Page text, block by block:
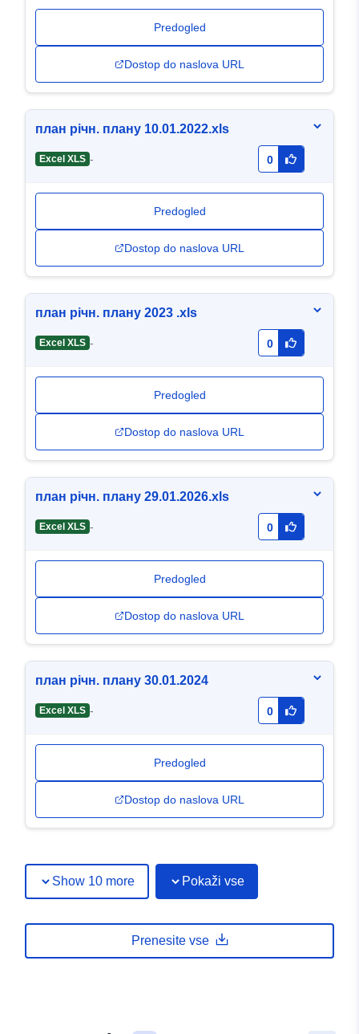
Predogled
Dostop do naslova URL
план річн. плану 10.01.2022.xls
Excel XLS - 0
Predogled
Dostop do naslova URL
план річн. плану 2023 .xls
Excel XLS - 0
Predogled
Dostop do naslova URL
план річн. плану 29.01.2026.xls
Excel XLS - 0
Predogled
Dostop do naslova URL
план річн. плану 30.01.2024
Excel XLS - 0
Predogled
Dostop do naslova URL
Show 10 more Pokaži vse
Prenesite vse